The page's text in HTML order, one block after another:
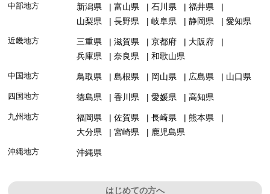
中部地方 新潟県 富山県 石川県
福井県
山梨県
長野県 岐阜県 静岡県 愛知県
近畿地方 三重県 滋賀県 京都府
大阪府
兵庫県
奈良県 和歌山県
中国地方 鳥取県 島根県 岡山県 広島県 山口県
四国地方 徳島県 香川県 愛媛県 高知県
九州地方 福岡県 佐賀県 長崎県
熊本県
大分県
宮崎県 鹿児島県
沖縄地方 沖縄県
はじめての方へ